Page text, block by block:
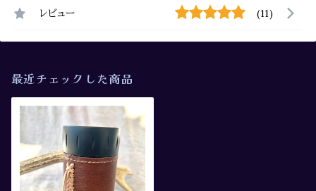
レビュー (11)
最近チェックした商品